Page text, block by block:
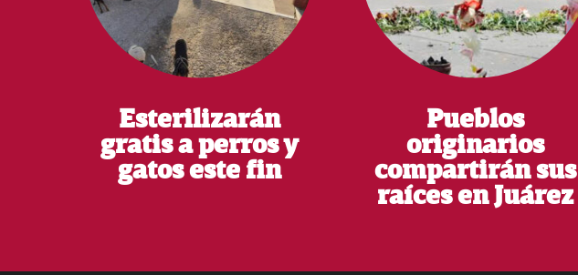
Esterilizarán
gratis a perros y
gatos este fin
Pueblos
originarios
compartirán sus
raíces en Juárez